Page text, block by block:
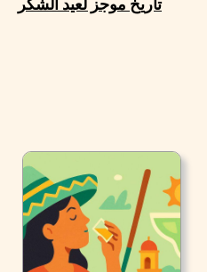
تاريخ موجز لعيد الشكر